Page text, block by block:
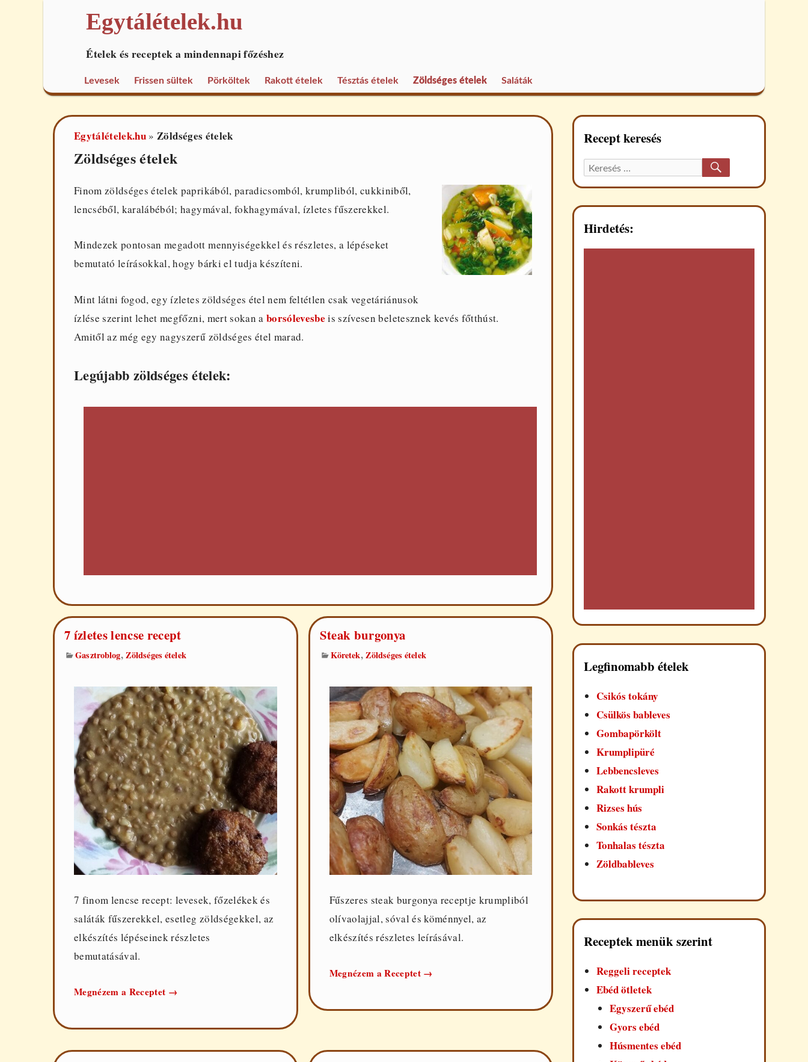
Egytálételek.hu
Ételek és receptek a mindennapi főzéshez
Levesek Frissen sültek Pörköltek Rakott ételek Tésztás ételek Zöldséges ételek Saláták
Egytálételek.hu »Zöldséges ételek
Zöldséges ételek
Finom zöldséges ételek paprikából, paradicsomból, krumpliból, cukkiniből,
lencséből, karalábéból; hagymával, fokhagymával, ízletes fűszerekkel.
Mindezek pontosan megadott mennyiségekkel és részletes, a lépéseket
bemutató leírásokkal, hogy bárki el tudja készíteni.
Mint látni fogod, egy ízletes zöldséges étel nem feltétlen csak vegetáriánusok
ízlése szerint lehet megfőzni, mert sokan a borsólevesbe is szívesen beletesznek kevés főtthúst.
Amitől az még egy nagyszerű zöldséges étel marad.
Legújabb zöldséges ételek:
7 ízletes lencse recept
Gasztroblog,Zöldséges ételek
7 finom lencse recept: levesek, főzelékek és
saláták fűszerekkel, esetleg zöldségekkel, az
elkészítés lépéseinek részletes
bemutatásával.
Megnézem a Receptet 7
→
Steak burgonya
Köretek,Zöldséges ételek
Fűszeres steak burgonya receptje krumpliból
olívaolajjal, sóval és köménnyel, az
elkészítés részletes leírásával.
Megnézem a Receptet Steak
→
Recept keresés
Keresett
recept:
Hirdetés:
Legfinomabb ételek
Csikós tokány
Csülkös bableves
Gombapörkölt
Krumplipüré
Lebbencsleves
Rakott krumpli
Rizses hús
Sonkás tészta
Tonhalas tészta
Zöldbableves
Receptek menük szerint
Reggeli receptek
Ebéd ötletek
Egyszerű ebéd
Gyors ebéd
Húsmentes ebéd